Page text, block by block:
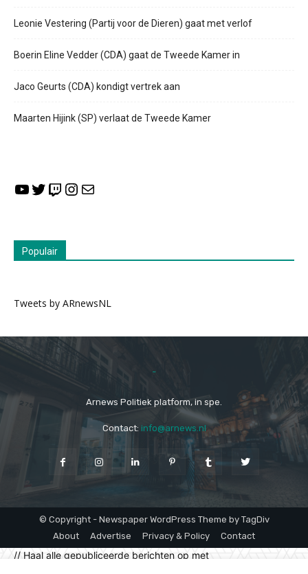
Leonie Vestering (Partij voor de Dieren) gaat met verlof
Boerin Eline Vedder (CDA) gaat de Tweede Kamer in
Jaco Geurts (CDA) kondigt vertrek aan
Maarten Hijink (SP) verlaat de Tweede Kamer
YouTube
Twitter
Twitch
Instagram
E-mail
Populair
Tweets by ARnewsNL
-
Arnews Politiek platform, in spe.
Contact: info@arnews.nl
© Copyright - Newspaper WordPress Theme by TagDiv
About
Advertise Privacy & Policy Contact
// Haal alle gepubliceerde berichten op met